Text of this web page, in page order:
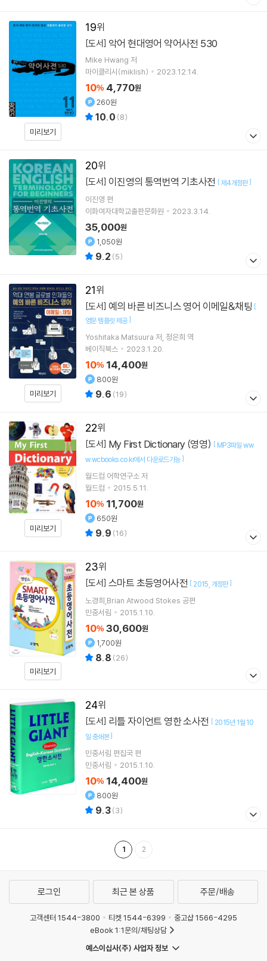
19
미리보기
[도서] 악어 현대영어 약어사전 530
Mike Hwang 저
마이클리시(miklish)
2023.12.14.
10% 4,770원
260원
10.0 (8)
20
[도서] 이진영의 통역번역 기초사전 [제4개정판]
이진영 편
이화여자대학교출판문화원
2023.3.14.
35,000원
1,050원
9.2 (5)
21
미리보기
[도서] 예의 바른 비즈니스 영어 이메일&채팅 [
영문 템플릿 제공]
Yoshitaka Matsuura 저 정은희 역
베이직북스
2023.1.20.
10% 14,400원
800원
9.6 (19)
22
미리보기
[도서] My First Dictionary (영영) [ MP3파일 ww
w.wcbooks.co.kr에서 다운로드가능]
월드컴 어학연구소 저
월드컴
2015.5.11.
10% 11,700원
650원
9.9 (16)
23
미리보기
[도서] 스마트 초등영어사전 [ 2015 개정판]
노경희,Brian Atwood Stokes 공편
민중서림
2015.1.10.
10% 30,600원
1,700원
8.8 (26)
24
[도서] 리틀 자이언트 영한 소사전 [ 2015년 1월 10
일 중쇄본]
민중서림 편집국 편
민중서림
2015.1.10.
10% 14,400원
800원
9.3(3)
1 2
로그인 최근 본 상품 주문/배송
고객센터 1544-3800 티켓 1544-6399
중고샵 1566-4295
eBook 1:1문의/채팅상담
예스이십사(주) 사업자 정보